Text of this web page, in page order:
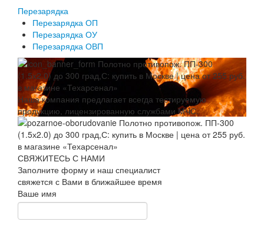
Перезарядка
Перезарядка ОП
Перезарядка ОУ
Перезарядка ОВП
Наша компания предлагает всегда тестируемую
продукцию, лицензированную службами МЧС.
СВЯЖИТЕСЬ С НАМИ
Заполните форму и наш специалист
свяжется с Вами в ближайшее время
Ваше имя